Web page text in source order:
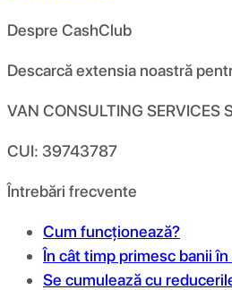
Despre CashClub
Descarcă extensia noastră
VAN CONSULTING SERVICES
CUI: 39743787
Întrebări frecvente
Cum funcționează?
În cât timp primesc banii
Se cumulează cu